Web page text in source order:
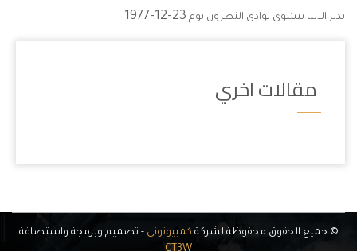
بدير الانبا بيشوى بوادى النطرون يوم 23-12-1977
مقالات اخري
© جميع الحقوق محفوظة لشركة كمبيوتونى- تصميم وبرمجة واستضافة